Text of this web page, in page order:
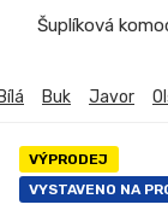
Šuplíková
Buk Javor
VÝPRODEJ
VYSTAVENO NA